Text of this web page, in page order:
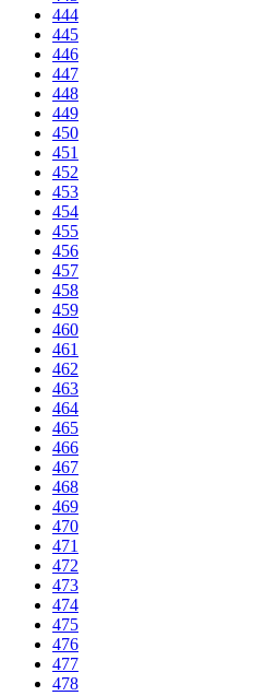
444
445
446
447
448
449
450
451
452
453
454
455
456
457
458
459
460
461
462
463
464
465
466
467
468
469
470
471
472
473
474
475
476
477
478